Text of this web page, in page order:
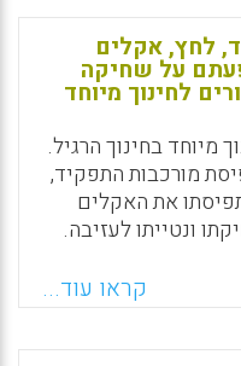
לחץ, אקלים
על שחיקה
לחינוך מיוחד
מיוחד בחינוך הרגיל.
מורכבות התפקיד,
את האקלים
ונטייתו לעזיבה.
קראו עוד...